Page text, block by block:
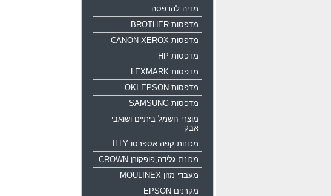
מדיה להדפסה
מדפסות BROTHER
מדפסות CANON-XEROX
מדפסות HP
מדפסות LEXMARK
מדפסות OKI-EPSON
מדפסות SAMSUNG
מוצרי חשמל ביתיים ושואבי
אבק
מכונות קפה אספרסו ILLY
מכונת גלידה,פופקורן CROWN
מעבדי מזון MOULINEX
מקרנים EPSON